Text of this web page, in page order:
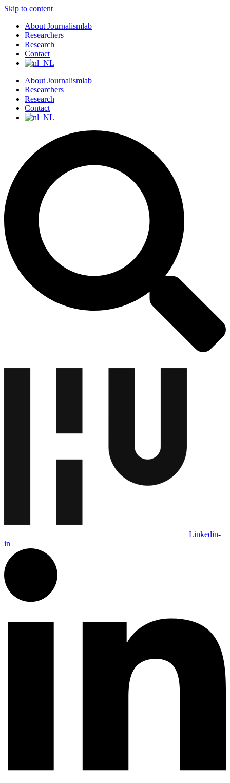
Skip to content
About Journalismlab
Researchers
Research
Contact
About Journalismlab
Researchers
Research
Contact
Linkedin-
in